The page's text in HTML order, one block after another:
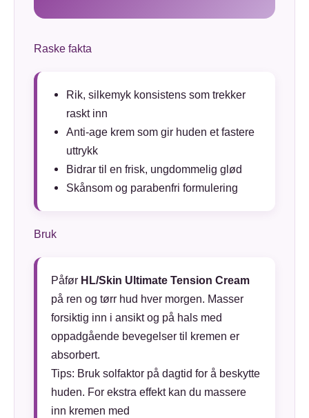
Raske fakta
Rik, silkemyk konsistens som trekker
raskt inn
Anti-age krem som gir huden et fastere
uttrykk
Bidrar til en frisk, ungdommelig glød
Skånsom og parabenfri formulering
Bruk
Påfør HL/Skin Ultimate Tension Cream
på ren og tørr hud hver morgen. Masser
forsiktig inn i ansikt og på hals med
oppadgående bevegelser til kremen er
absorbert.
Tips: Bruk solfaktor på dagtid for å beskytte
huden. For ekstra effekt kan du massere
inn kremen med